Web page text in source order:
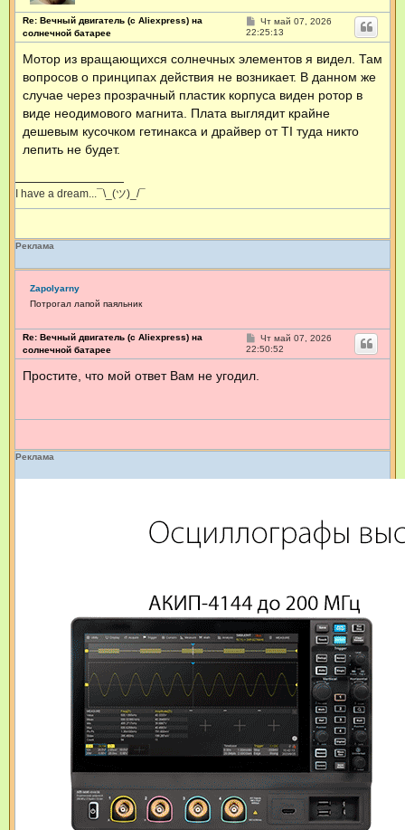
Re: Вечный двигатель (с Aliexpress) на
солнечной батарее
С
о
о
щ
е
и
Чт май 07, 2026
22:25:13
Мотор из вращающихся солнечных элементов я видел. Там
вопросов о принципах действия не возникает. В данном же
случае через прозрачный пластик корпуса виден ротор в
виде неодимового магнита. Плата выглядит крайне
дешевым кусочком гетинакса и драйвер от TI туда никто
лепить не будет.
I have a dream...¯\_(ツ)_/¯
Реклама
Zapolyarny
Потрогал лапой паяльник
Re: Вечный двигатель (с Aliexpress) на
солнечной батарее
С
о
о
щ
Чт май 07, 2026
22:50:52
Простите, что мой ответ Вам не угодил.
Реклама